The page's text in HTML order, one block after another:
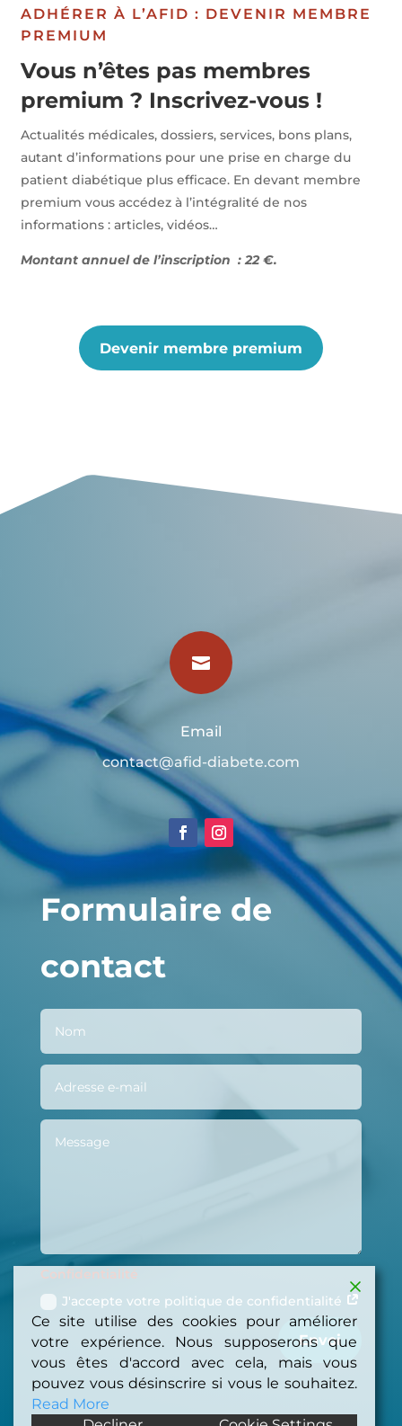
ADHÉRER À L’AFID : DEVENIR MEMBRE
PREMIUM
Vous n’êtes pas membres
premium ? Inscrivez-vous !
Actualités médicales, dossiers, services, bons plans,
autant d’informations pour une prise en charge du
patient diabétique plus efficace. En devant membre
premium vous accédez à l’intégralité de nos
informations : articles, vidéos…
Montant annuel de l’inscription : 22 €.
Devenir membre premium

Email
contact@afid-diabete.com
Formulaire de
contact
Confidentialité
J'accepte votre politique de confidentialité
Envoi
Ce site utilise des cookies pour améliorer
votre expérience. Nous supposerons que
vous êtes d'accord avec cela, mais vous
pouvez vous désinscrire si vous le souhaitez.
Read More